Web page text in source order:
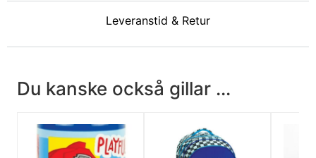
Leveranstid & Retur
Du kanske också gillar ...